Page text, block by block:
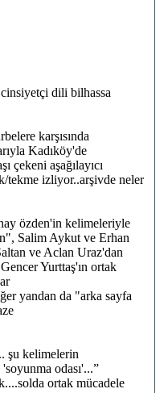
dili bilhassa
karşısında
Kadıköy'de
çekeni aşağılayıcı
tekme izliyor..arşivde neler
özden'in kelimeleriyle
Salim Aykut ve Erhan
ve Aclan Uraz'dan
Yurttaş'ın ortak
yandan da "arka sayfa
şu kelimelerin
odası'...”
ortak mücadele